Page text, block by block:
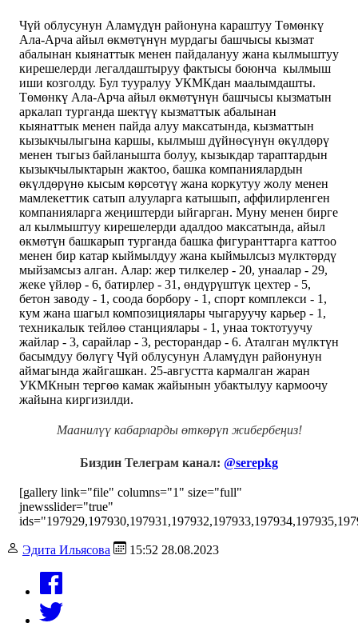
Чүй облусунун Аламүдүн районуна караштуу Төмөнкү
Ала-Арча айыл өкмөтүнүн мурдагы башчысы кызмат
абалынан кыянаттык менен пайдалануу жана кылмыштуу
кирешелерди легалдаштыруу фактысы боюнча кылмыш
иши козголду. Бул тууралуу УКМКдан маалымдашты.
Төмөнкү Ала-Арча айыл өкмөтүнүн башчысы кызматын
аркалап турганда шектүү кызматтык абалынан
кыянаттык менен пайда алуу максатында, кызматтын
кызыкчылыгына каршы, кылмыш дүйнөсүнүн өкүлдөрү
менен тыгыз байланышта болуу, кызыкдар тараптардын
кызыкчылыктарын жактоо, башка компаниялардын
өкүлдөрүнө кысым көрсөтүү жана коркутуу жолу менен
мамлекеттик сатып алууларга катышып, аффилирленген
компанияларга жеңиштерди ыйгарган. Муну менен бирге
ал кылмыштуу кирешелерди адалдоо максатында, айыл
өкмөтүн башкарып турганда башка фигуранттарга каттоо
менен бир катар кыймылдуу жана кыймылсыз мүлктөрдү
мыйзамсыз алган. Алар: жер тилкелер - 20, унаалар - 29,
жеке үйлөр - 6, батирлер - 31, өндүрүштүк цехтер - 5,
бетон заводу - 1, соода борбору - 1, спорт комплекси - 1,
кум жана шагыл композициялары чыгаруучу карьер - 1,
техникалык тейлөө станциялары - 1, унаа токтотуучу
жайлар - 3, сарайлар - 3, ресторандар - 6. Аталган мүлктүн
басымдуу бөлүгү Чүй облусунун Аламүдүн районунун
аймагында жайгашкан. 25-августта кармалган жаран
УКМКнын тергөө камак жайынын убактылуу кармоочу
жайына киргизилди.
Маанилүү кабарларды өткөрүп жибербеңиз!
Биздин Телеграм канал: @serepkg
[gallery link="file" columns="1" size="full"
jnewsslider="true"
Эдита Ильясова 15:52 28.08.2023